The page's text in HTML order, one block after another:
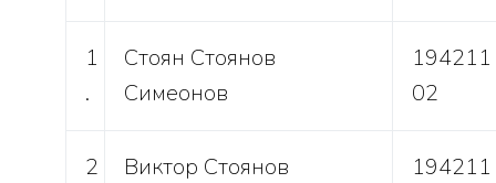
1
.
Стоян Стоянов
Симеонов
194211
02
2
Виктор Стоянов
194211